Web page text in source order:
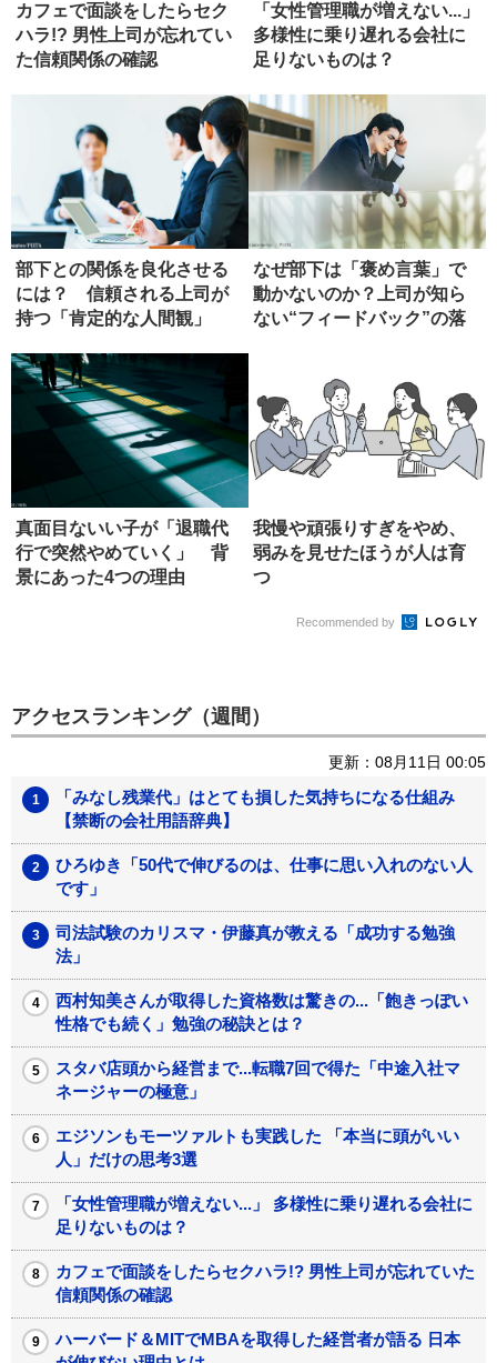
カフェで面談をしたらセク
ハラ!? 男性上司が忘れてい
た信頼関係の確認
「女性管理職が増えない...」
多様性に乗り遅れる会社に
足りないものは？
部下との関係を良化させる
には？ 信頼される上司が
持つ「肯定的な人間観」
なぜ部下は「褒め言葉」で
動かないのか？上司が知ら
ない“フィードバック”の落
真面目ないい子が「退職代
行で突然やめていく」 背
景にあった4つの理由
我慢や頑張りすぎをやめ、
弱みを見せたほうが人は育
つ
Recommended by
アクセスランキング（週間）
更新：08月11日 00:05
「みなし残業代」はとても損した気持ちになる仕組み
【禁断の会社用語辞典】
ひろゆき「50代で伸びるのは、仕事に思い入れのない人
です」
司法試験のカリスマ・伊藤真が教える「成功する勉強
法」
西村知美さんが取得した資格数は驚きの...「飽きっぽい
性格でも続く」勉強の秘訣とは？
スタバ店頭から経営まで...転職7回で得た「中途入社マ
ネージャーの極意」
エジソンもモーツァルトも実践した 「本当に頭がいい
人」だけの思考3選
「女性管理職が増えない...」 多様性に乗り遅れる会社に
足りないものは？
カフェで面談をしたらセクハラ!? 男性上司が忘れていた
信頼関係の確認
ハーバード＆MITでMBAを取得した経営者が語る 日本